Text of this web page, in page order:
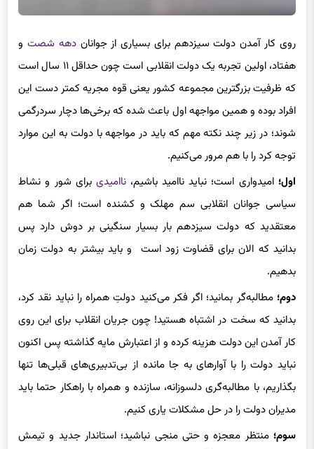
روی کار آمدن دولت سیزدهم برای بسیاری از جواناندهه شصت و
هفتاد، اولین تجربه یک دولت انقلابی است چون حداقل ۱۱ سال است
که ظرفیت بزرگترین مجموعه کشور یعنی قوه مجریه کمتر دست این
افراد بوده و همین مواجهه اول باعث شده که برخی‌ها دچار سردرگمی
شوند؛ در زیر چند نکته مهم که باید در مواجهه با دولت به این موارد
توجه کرد را با هم مرور می‌کنیم.
اول؛امیدواری است؛ نباید ناامید باشیم،ناامیدی برای شور و نشاط
سیاسی جوانان انقلابی سم مهلک و کشنده است؛ اگر شما هم
معتقدید که دولت سیزدهم بار بسیار سنگینی بر دوش دارد پس
بدانید که الان برای قضاوت زود است و باید بیشتر به دولت زمان
بدهیم.
دوم؛مطالبه‌گر بمانید؛ اگر فکر می‌کنید دولتِ همراه را نباید نقد کرد،
بدانید که سخت در اشتباه هستید! چون جریان انقلاب برای این روی
کار آمدن این دولت هزینه کرده و از اعتبارش مایه گذاشته پس اکنون
نباید دولت را با آوارهای به جا مانده از بی‌تدبیری‌های قبلی‌ها تنها
بگذاریم، با مطالبه‌گری دلسوزانه، سازنده و همراه با راهکار حتما باید
مدیران دولت را در حل مشکلات یاری کنیم.
سوم؛ منتظر معجزه و حتی منجی نباشید؛ استاندار جدید و تیمش